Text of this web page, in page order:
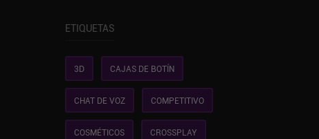
ETIQUETAS
3D CAJAS DE BOTÍN
CHAT DE VOZ COMPETITIVO
COSMÉTICOS CROSSPLAY